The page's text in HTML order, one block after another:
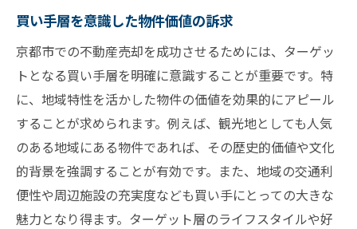
買い手層を意識した物件価値の訴求
京都市での不動産売却を成功させるためには、ターゲッ
トとなる買い手層を明確に意識することが重要です。特
に、地域特性を活かした物件の価値を効果的にアピール
することが求められます。例えば、観光地としても人気
のある地域にある物件であれば、その歴史的価値や文化
的背景を強調することが有効です。また、地域の交通利
便性や周辺施設の充実度なども買い手にとっての大きな
魅力となり得ます。ターゲット層のライフスタイルや好